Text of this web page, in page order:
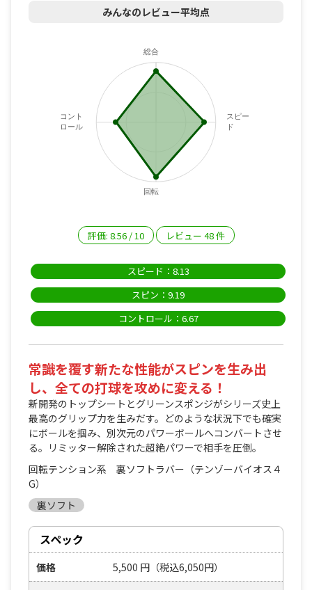
みんなのレビュー平均点
総合
スピー
ド
回転
コント
ロール
評価: 8.56/ 10 レビュー 48件
スピード：8.13
スピン：9.19
コントロール：6.67
常識を覆す新たな性能がスピンを生み出
し、全ての打球を攻めに変える！
新開発のトップシートとグリーンスポンジがシリーズ史上
最高のグリップ力を生みだす。どのような状況下でも確実
にボールを掴み、別次元のパワーボールへコンバートさせ
る。リミッター解除された超絶パワーで相手を圧倒。
回転テンション系 裏ソフトラバー（テンゾーバイオス４
G）
裏ソフト
スペック
価格 5,500 円 （税込6,050円）